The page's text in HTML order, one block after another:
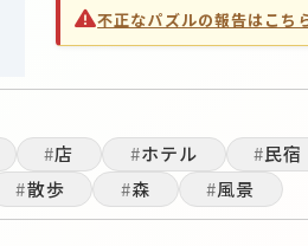
不正なパズルの報告はこち
#店 #ホテル #民宿
#散歩 #森 #風景